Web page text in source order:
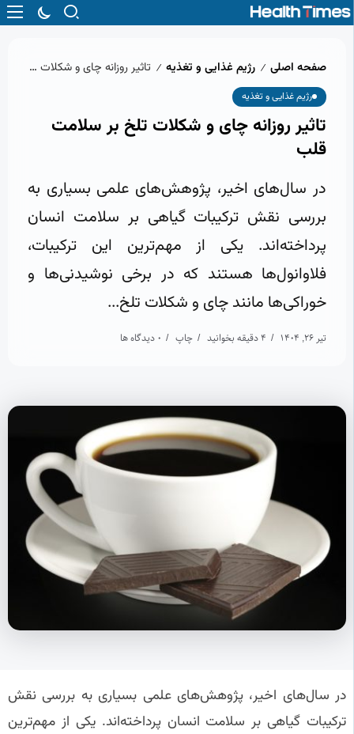
صفحه اصلی / رژیم غذایی و تغذیه / تاثیر روزانه چای و شکلات تلخ بر سلامت قلب
رژیم غذایی و تغذیه
تاثیر روزانه چای و شکلات تلخ بر سلامت
قلب
در سال‌های اخیر، پژوهش‌های علمی بسیاری به
بررسی نقش ترکیبات گیاهی بر سلامت انسان
پرداخته‌اند. یکی از مهم‌ترین این ترکیبات،
فلاوانول‌ها هستند که در برخی نوشیدنی‌ها و
خوراکی‌ها مانند چای و شکلات تلخ...
تیر 26, 1404 4 دقیقه بخوانید چاپ 0 دیدگاه ها
در سال‌های اخیر، پژوهش‌های علمی بسیاری به بررسی نقش
ترکیبات گیاهی بر سلامت انسان پرداخته‌اند. یکی از مهم‌ترین